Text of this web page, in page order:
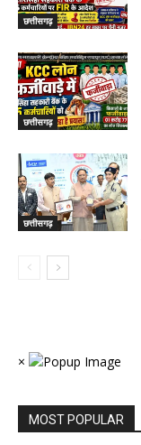
छत्तीसगढ़
छत्तीसगढ़
छत्तीसगढ़
×
MOST POPULAR